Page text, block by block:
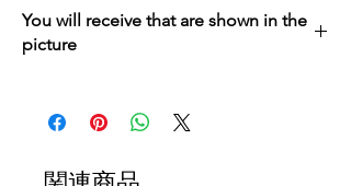
You will receive that are shown in the
picture